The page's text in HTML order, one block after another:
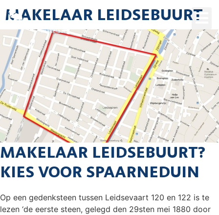
MAKELAAR LEIDSEBUURT
MAKELAAR LEIDSEBUURT?
KIES VOOR SPAARNEDUIN
Op een gedenksteen tussen Leidsevaart 120 en 122 is te
lezen ‘de eerste steen, gelegd den 29sten mei 1880 door